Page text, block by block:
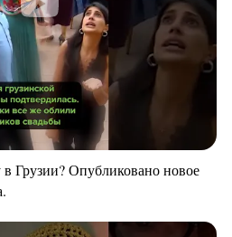
Грузии? Опубликовано новое